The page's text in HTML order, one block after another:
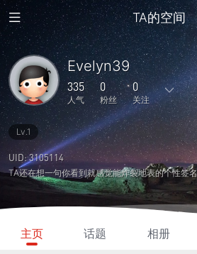
TA的空间
Evelyn39
335
人气
0
粉丝
0
关注
1
主题
0
回复
0
日志
0 0
关注
0
说说
Lv.1
UID: 3105114
TA还在想一句你看到就感觉能炸裂地表的个性签名
主页 话题 相册